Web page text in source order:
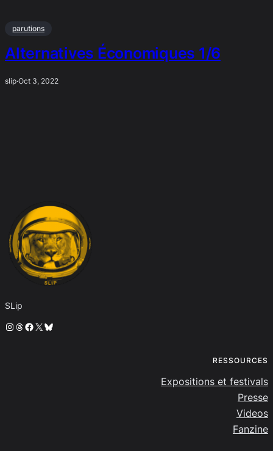
parutions
Alternatives Économiques 1/6
slip·Oct 3, 2022
SLip
Instagram
Threads
Facebook
X Bluesky
RESSOURCES
Expositions et festivals
Presse
Videos
Fanzine